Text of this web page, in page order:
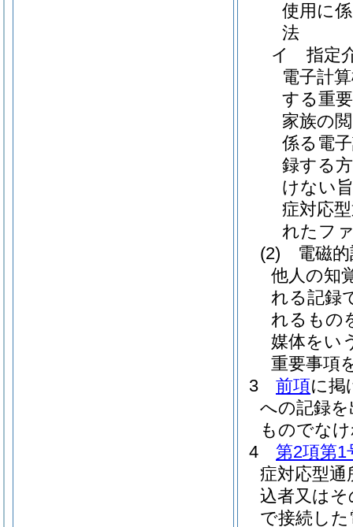
使用に
法
イ
指定
電子計
する重
家族の
係る電
録する
けない
症対応
れたフ
(2)
電磁
他人の知
れる記録
れるもの
媒体をい
重要事項
3
前項に掲
への記録
ものでな
4
第2項第1
症対応型通
込者又は
で接続し